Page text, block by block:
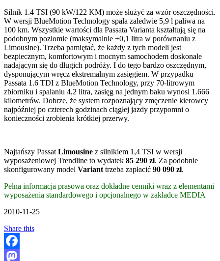
Silnik 1.4 TSI (90 kW/122 KM) może służyć za wzór oszczędności.
W wersji BlueMotion Technology spala zaledwie 5,9 l paliwa na
100 km. Wszystkie wartości dla Passata Varianta kształtują się na
podobnym poziomie (maksymalnie +0,1 litra w porównaniu z
Limousine). Trzeba pamiętać, że każdy z tych modeli jest
bezpiecznym, komfortowym i mocnym samochodem doskonale
nadającym się do długich podróży. I do tego bardzo oszczędnym,
dysponującym wręcz ekstremalnym zasięgiem. W przypadku
Passata 1.6 TDI z BlueMotion Technology, przy 70-litrowym
zbiorniku i spalaniu 4,2 litra, zasięg na jednym baku wynosi 1.666
kilometrów. Dobrze, że system rozpoznający zmęczenie kierowcy
najpóźniej po czterech godzinach ciągłej jazdy przypomni o
konieczności zrobienia krótkiej przerwy.
Najtańszy Passat Limousine z silnikiem 1,4 TSI w wersji
wyposażeniowej Trendline to wydatek 85 290 zł. Za podobnie
skonfigurowany model Variant trzeba zapłacić 90 090 zł.
Pełna informacja prasowa oraz dokładne cenniki wraz z elementami
wyposażenia standardowego i opcjonalnego w zakładce MEDIA
2010-11-25
Share this
Facebook